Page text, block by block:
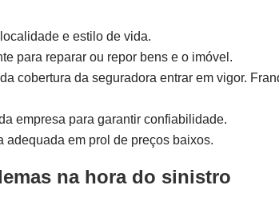
e estilo de vida.
para reparar ou repor bens e o imóvel.
cobertura da seguradora entrar em vigor.
empresa para garantir confiabilidade.
adequada em prol de preços baixos.
na hora do sinistro